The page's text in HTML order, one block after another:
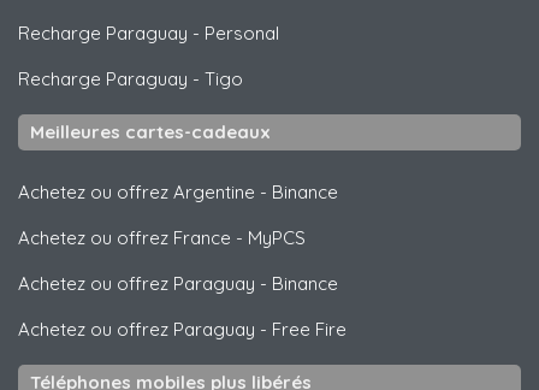
Recharge Paraguay - Personal
Recharge Paraguay - Tigo
Meilleures cartes-cadeaux
Achetez ou offrez Argentine - Binance
Achetez ou offrez France - MyPCS
Achetez ou offrez Paraguay - Binance
Achetez ou offrez Paraguay - Free Fire
Téléphones mobiles plus libérés